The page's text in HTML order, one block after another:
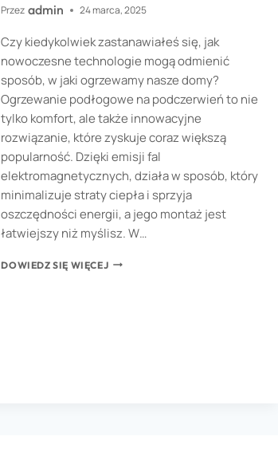
Przez admin 24 marca, 2025
Czy kiedykolwiek zastanawiałeś się, jak
nowoczesne technologie mogą odmienić
sposób, w jaki ogrzewamy nasze domy?
Ogrzewanie podłogowe na podczerwień to nie
tylko komfort, ale także innowacyjne
rozwiązanie, które zyskuje coraz większą
popularność. Dzięki emisji fal
elektromagnetycznych, działa w sposób, który
minimalizuje straty ciepła i sprzyja
oszczędności energii, a jego montaż jest
łatwiejszy niż myślisz. W…
DOWIEDZ SIĘ WIĘCEJ